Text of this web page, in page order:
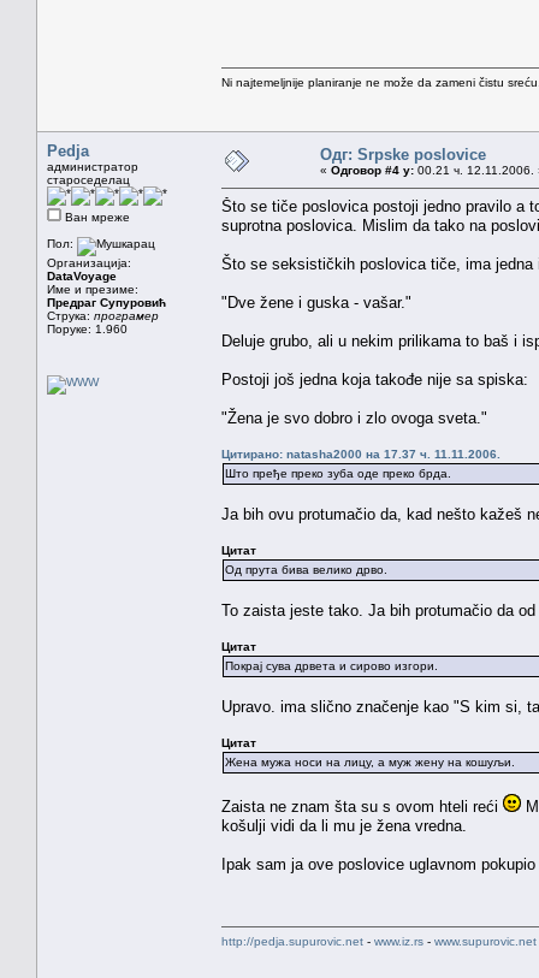
Ni najtemeljnije planiranje ne može da zameni čistu
Pedja
администратор
староседелац
Ван мреже
Пол:
Организација:
DataVoyage
Име и презиме:
Предраг Супуровић
Струка: програмер
Поруке: 1.960
Одг: Srpske poslovice
« Одговор #4 у: 00.21 ч. 12.11.2006.
Što se tiče poslovica postoji jedno pravilo a
suprotna poslovica. Mislim da tako na
Što se seksističkih poslovica tiče, ima
"Dve žene i guska - vašar."
Deluje grubo, ali u nekim prilikama to baš i
Postoji još jedna koja takođe nije sa spiska:
"Žena je svo dobro i zlo ovoga sveta."
Цитирано: natasha2000 на 17.37 ч. 11.11.2006.
Што пређе преко зуба оде преко брда.
Ja bih ovu protumačio da, kad nešto kažeš
Цитат
Од прута бива велико дрво.
To zaista jeste tako. Ja bih protumačio da
Цитат
Покрај сува дрвета и сирово изгори.
Upravo. ima slično značenje kao "S kim si,
Цитат
Жена мужа носи на лицу, а муж жену на кошуљи.
Zaista ne znam šta su s ovom hteli reći
košulji vidi da li mu je žena vredna.
Ipak sam ja ove poslovice uglavnom
http://pedja.supurovic.net - www.iz.rs - www.supurovic.net